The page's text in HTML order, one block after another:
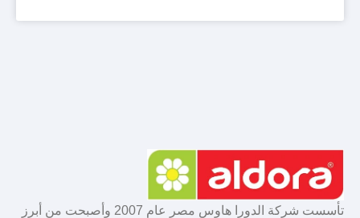
تأسست شركة الدورا هاوس مصر عام 2007 وأصبحت من أبرز